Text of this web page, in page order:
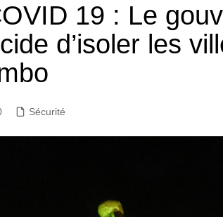
19 : Le
d’isoler les
Sécurité